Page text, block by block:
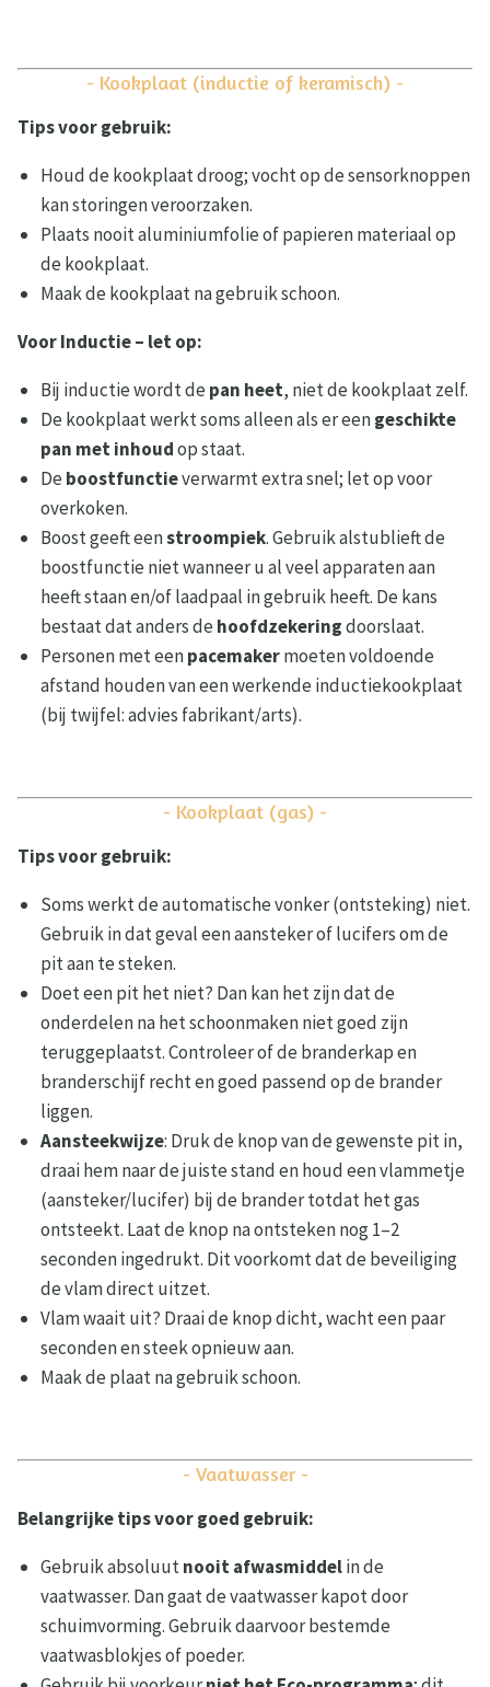
- Kookplaat (inductie of keramisch) -
Tips voor gebruik:
Houd de kookplaat droog; vocht op de sensorknoppen
kan storingen veroorzaken.
Plaats nooit aluminiumfolie of papieren materiaal op
de kookplaat.
Maak de kookplaat na gebruik schoon.
Voor Inductie – let op:
Bij inductie wordt de pan heet, niet de kookplaat zelf.
De kookplaat werkt soms alleen als er eengeschikte
pan met inhoudop staat.
De boostfunctieverwarmt extra snel; let op voor
overkoken.
Boost geeft eenstroompiek. Gebruik alstublieft de
boostfunctie niet wanneer u al veel apparaten aan
heeft staan en/of laadpaal in gebruik heeft. De kans
bestaat dat anders de hoofdzekeringdoorslaat.
Personen met eenpacemakermoeten voldoende
afstand houden van een werkende inductiekookplaat
(bij twijfel: advies fabrikant/arts).
- Kookplaat (gas) -
Tips voor gebruik:
Soms werkt de automatische vonker (ontsteking) niet.
Gebruik in dat geval een aansteker of lucifers om de
pit aan te steken.
Doet een pit het niet? Dan kan het zijn dat de
onderdelen na het schoonmaken niet goed zijn
teruggeplaatst. Controleer of de branderkap en
branderschijf recht en goed passend op de brander
liggen.
Aansteekwijze: Druk de knop van de gewenste pit in,
draai hem naar de juiste stand en houd een vlammetje
(aansteker/lucifer) bij de brander totdat het gas
ontsteekt. Laat de knop na ontsteken nog 1–2
seconden ingedrukt. Dit voorkomt dat de beveiliging
de vlam direct uitzet.
Vlam waait uit? Draai de knop dicht, wacht een paar
seconden en steek opnieuw aan.
Maak de plaat na gebruik schoon.
- Vaatwasser -
Belangrijke tips voor goed gebruik:
Gebruik absoluutnooit afwasmiddelin de
vaatwasser. Dan gaat de vaatwasser kapot door
schuimvorming. Gebruik daarvoor bestemde
vaatwasblokjes of poeder.